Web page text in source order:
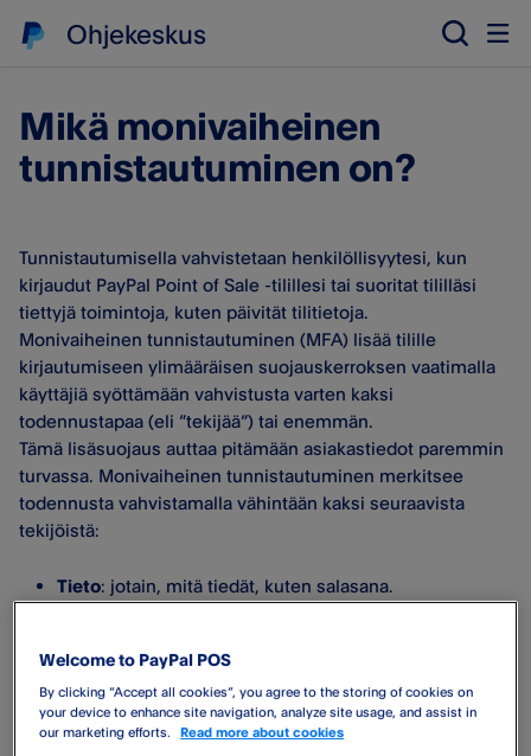
Ohjekeskus
Mikä monivaiheinen
tunnistautuminen on?
Tunnistautumisella vahvistetaan henkilöllisyytesi, kun
kirjaudut PayPal Point of Sale -tilillesi tai suoritat tililläsi
tiettyjä toimintoja, kuten päivität tilitietoja.
Monivaiheinen tunnistautuminen (MFA) lisää tilille
kirjautumiseen ylimääräisen suojauskerroksen vaatimalla
käyttäjiä syöttämään vahvistusta varten kaksi
todennustapaa (eli ”tekijää”) tai enemmän.
Tämä lisäsuojaus auttaa pitämään asiakastiedot paremmin
turvassa. Monivaiheinen tunnistautuminen merkitsee
todennusta vahvistamalla vähintään kaksi seuraavista
tekijöistä:
Tieto: jotain, mitä tiedät, kuten salasana.
jotain liittyen olemukseesi, kuten
sormenjälki- tai kasvojentunnistus.
Welcome to PayPal POS
By clicking “Accept all cookies”, you agree to the storing of cookies on
your device to enhance site navigation, analyze site usage, and assist in
our marketing efforts.
Read more about cookies